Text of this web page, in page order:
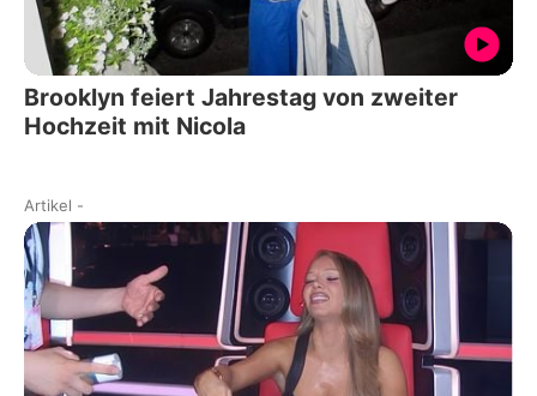
Brooklyn feiert Jahrestag von zweiter
Hochzeit mit Nicola
Artikel -